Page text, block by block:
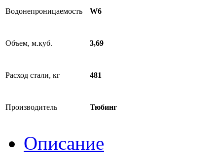
Водонепроницаемость W6
Объем, м.куб. 3,69
Расход стали, кг 481
Производитель Тюбинг
Описание